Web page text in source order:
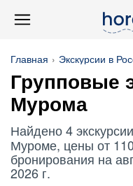
Главная Экскурсии в
Групповые
Мурома
Найдено 4
Муроме, цены от
бронирования на
2026 г.